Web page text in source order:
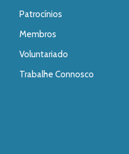
Patrocínios
Membros
Voluntariado
Trabalhe Connosco